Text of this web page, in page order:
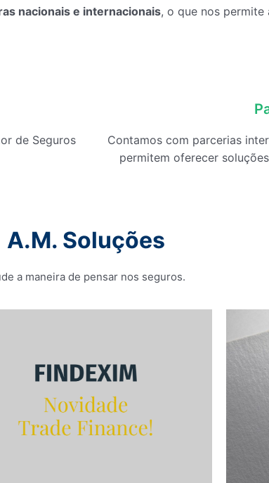
nacionais e internacionais, o que nos permite
de Seguros
Contamos com parcerias
permitem oferecer
A.M. Soluções
a maneira de pensar nos seguros.